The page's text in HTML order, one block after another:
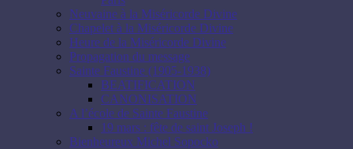
Neuvaine à la Miséricorde Divine
Chapelet à la Miséricorde Divine
Heure de la Miséricorde Divine
Propagation du message
Sainte Faustine (1905-1938)
BEATIFICATION
CANONISATION
A l’école de Sainte Faustine
19 mars : fête de saint Joseph !
Bienheureux Michel Sopocko